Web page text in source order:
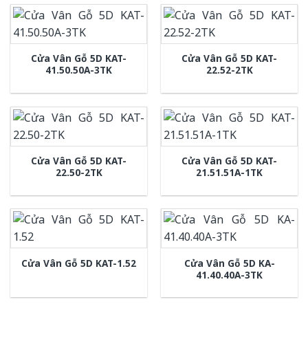
Cửa Vân Gỗ 5D KAT-
41.50.50A-3TK
Cửa Vân Gỗ 5D KAT-
22.52-2TK
Cửa Vân Gỗ 5D KAT-
22.50-2TK
Cửa Vân Gỗ 5D KAT-
21.51.51A-1TK
Cửa Vân Gỗ 5D KAT-1.52
Cửa Vân Gỗ 5D KA-
41.40.40A-3TK